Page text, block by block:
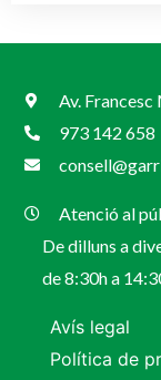
Av. Francesc
973 142 658
Atenció al
De dilluns a
de 8:30h a
Avís legal
Política de